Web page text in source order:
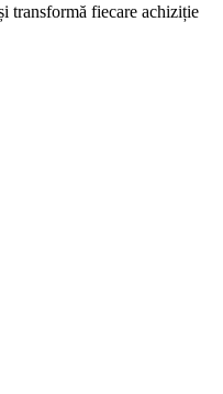
transformă fiecare achiziție